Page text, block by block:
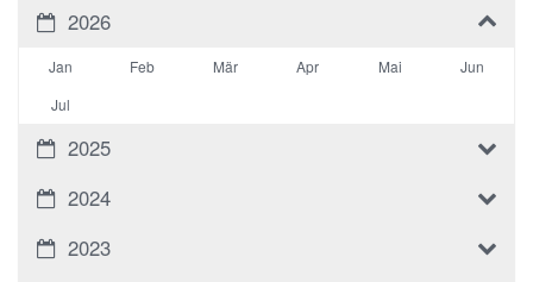
2026
Jan Feb Mär Apr Mai
Jun
Jul
2025
2024
2023